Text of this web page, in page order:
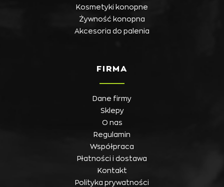
Kosmetyki konopne
Żywność konopna
Akcesoria do palenia
FIRMA
Dane firmy
Sklepy
O nas
Regulamin
Współpraca
Płatności i dostawa
Kontakt
Polityka prywatności